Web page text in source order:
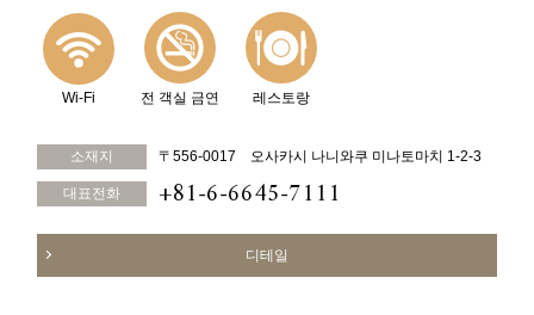
Wi-Fi 전 객실 금연 레스토랑
소재지 〒556-0017 오사카시 나니와쿠 미나토마치 1-2-3
대표전화 +81-6-6645-7111
디테일